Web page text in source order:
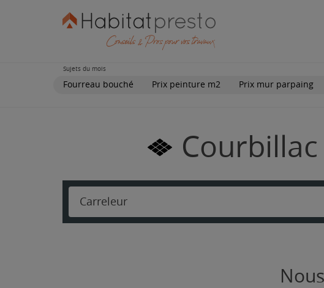
Sujets du mois
Fourreau bouché Prix peinture m2 Prix mur parpaing
Carreleur